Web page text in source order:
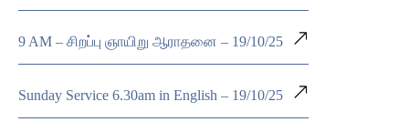
9 AM – சிறப்பு ஞாயிறு ஆராதனை – 19/10/25
Sunday Service 6.30am in English – 19/10/25